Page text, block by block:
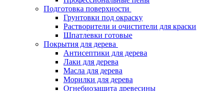
Подготовка поверхности
Грунтовки под окраску
Растворители и очистители для краски
Шпатлевки готовые
Покрытия для дерева
Антисептики для дерева
Лаки для дерева
Масла для дерева
Морилки для дерева
Огнебиозащита древесины